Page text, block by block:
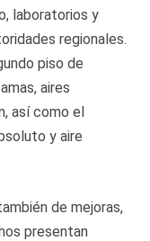
laboratorios y
regionales.
piso de
aires
así como el
y aire
de mejoras,
presentan